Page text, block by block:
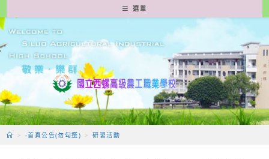
轉
至
要
容
選單
> -首頁公告(勿勾選) > 研習活動